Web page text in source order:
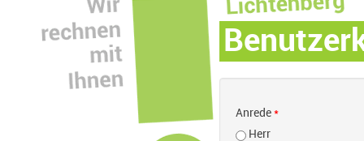
Anrede *
Herr